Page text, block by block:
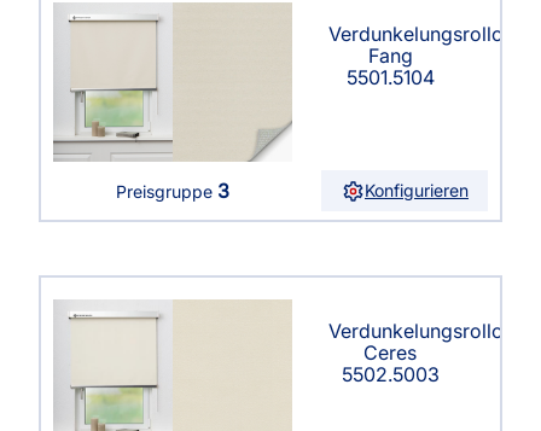
Verdunkelungsrollo
Fang
5501.5104
Preisgruppe 3 Konfigurieren
Verdunkelungsrollo
Ceres
5502.5003